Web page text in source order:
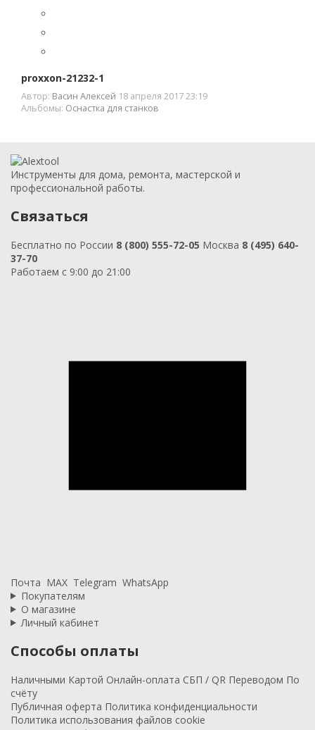
proxxon-21232-1
Автор: Васин Алексей 18 апреля 2017 23:19
Альбомы: Оснастка для станков
Инструменты для дома, ремонта, мастерской и
профессиональной работы.
Связаться
Бесплатно по России 8 (800) 555-72-05 Москва 8 (495) 640-
37-70
Работаем с 9:00 до 21:00
Почта MAX Telegram WhatsApp
Покупателям
О магазине
Личный кабинет
Способы оплаты
Наличными Картой Онлайн-оплата СБП / QR Переводом По
счёту
Публичная оферта Политика конфиденциальности
Политика использования файлов cookie